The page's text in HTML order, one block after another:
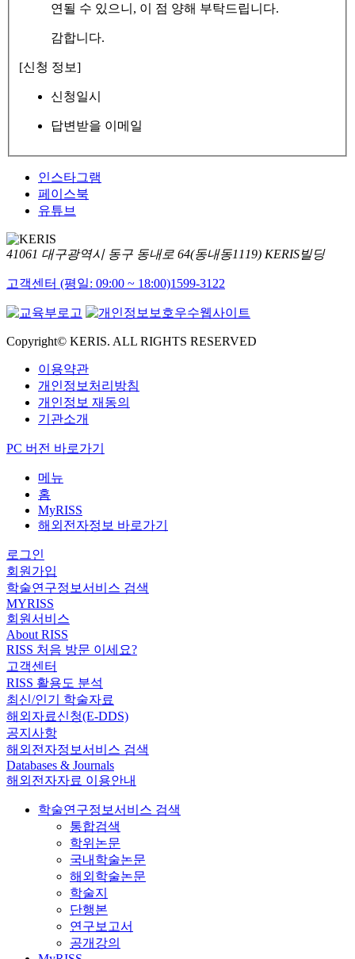
연될 수 있으니, 이 점 양해 부탁드립니다.
감합니다.
[신청 정보]
신청일시
답변받을 이메일
인스타그램
페이스북
유튜브
41061 대구광역시 동구 동내로 64(동내동1119) KERIS빌딩
고객센터 (평일: 09:00 ~ 18:00)1599-3122
Copyright© KERIS. ALL RIGHTS RESERVED
이용약관
개인정보처리방침
개인정보 재동의
기관소개
PC 버전 바로가기
메뉴
홈
MyRISS
해외전자정보 바로가기
로그인
회원가입
학술연구정보서비스 검색
MYRISS
회원서비스
About RISS
RISS 처음 방문 이세요?
고객센터
RISS 활용도 분석
최신/인기 학술자료
해외자료신청(E-DDS)
공지사항
해외전자정보서비스 검색
Databases & Journals
해외전자자료 이용안내
학술연구정보서비스 검색
통합검색
학위논문
국내학술논문
해외학술논문
학술지
단행본
연구보고서
공개강의